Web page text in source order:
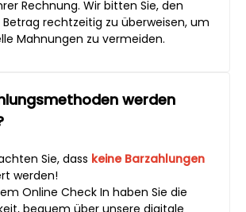
Rechnung. Wir bitten Sie, den
rechtzeitig zu überweisen, um
Mahnungen zu vermeiden.
werden
Sie, dass keine Barzahlungen
werden!
Online Check In haben Sie die
bequem über unsere digitale